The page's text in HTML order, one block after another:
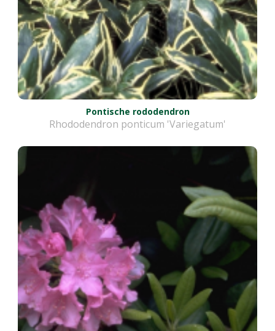
Pontische rododendron
Rhododendron ponticum 'Variegatum'